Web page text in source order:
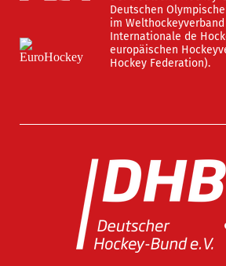
Deutschen
im
Internationale de
europäischen
Hockey Federation).